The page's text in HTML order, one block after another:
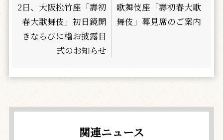
2日、大阪松竹座「壽初
春大歌舞伎」初日鏡開
きならびに櫓お披露目
式のお知らせ
歌舞伎座「壽初春大歌
舞伎」幕見席のご案内
関連ニュース